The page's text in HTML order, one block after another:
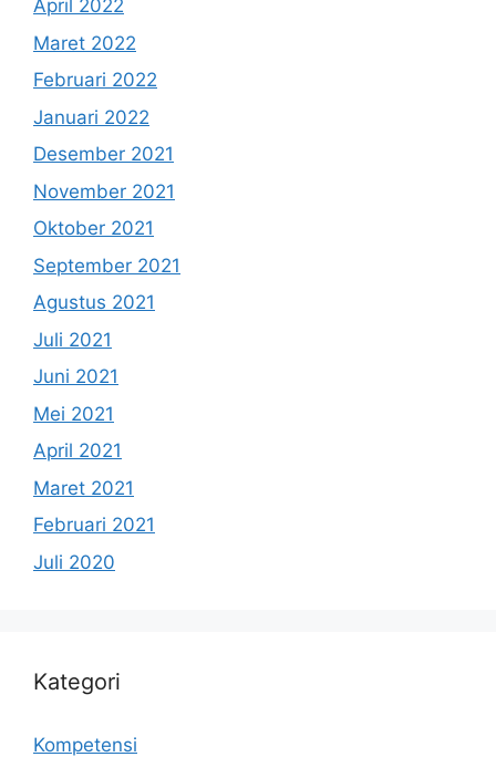
April 2022
Maret 2022
Februari 2022
Januari 2022
Desember 2021
November 2021
Oktober 2021
September 2021
Agustus 2021
Juli 2021
Juni 2021
Mei 2021
April 2021
Maret 2021
Februari 2021
Juli 2020
Kategori
Kompetensi